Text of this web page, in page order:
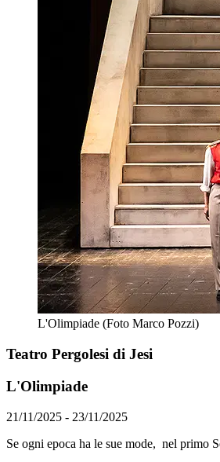
L'Olimpiade (Foto Marco Pozzi)
Teatro Pergolesi di Jesi
L'Olimpiade
21/11/2025 - 23/11/2025
Se ogni epoca ha le sue mode, nel primo